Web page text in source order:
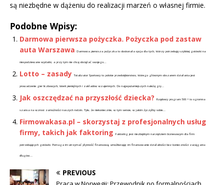
są niezbędne w dążeniu do realizacji marzeń o własnej firmie.
Podobne Wpisy:
Darmowa pierwsza pożyczka. Pożyczka pod zastaw
auta Warszawa
Darmowa pierwsza pożyczka to doskonała opcja dla tych, którzy potrzebują szybkiej gotówki na
niespodziewane wydatki, a przy tym nie chcą obciążać swojego...
Lotto – zasady Totalizator Sportowy to polskie przedsiębiorstwo, którego głównym obszarem działania jest
prowadzenie gier liczbowych, loterii pieniężnych i zakładów wzajemnych. Do najpopularniejszych należą gry...
Jak oszczędzać na przyszłość dziecka? Rządowy program 500 + to ogromna
szansa na wzrost zamożności naszych rodzin. Tyle, że niekoniecznie, w tym sensie, w jakim życzyłby sobie...
Firmowakasa.pl – skorzystaj z profesjonalnych usług
firmy, takich jak faktoring
Faktoring jest niezbędnym narzędziem biznesowym dla firm
potrzebujących gotówki. Pomaga im utrzymać płynność finansową, umożliwiając im finansowanie działalności bez konieczności zaciągania
długów...
PREVIOUS